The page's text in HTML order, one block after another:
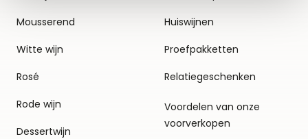
Mousserend
Witte wijn
Rosé
Rode wijn
Dessertwijn
Huiswijnen
Proefpakketten
Relatiegeschenken
Voordelen van onze
voorverkopen